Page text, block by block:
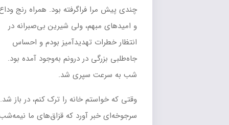
چندى پیش مرا فراگرفته بود. همراه رنج وداع
و امیدهاى مبهم، ولى شیرین بى‌صبرانه در
انتظار خطرات تهدیدآمیز بودم و احساس
جاه‌طلبى بزرگى در درونم به‌وجود آمده بود.
شب به سرعت سپرى شد.
وقتى که خواستم خانه را ترک کنم، در باز شد.
سرجوخه‌اى خبر آورد که قزاق‌هاى ما نیمه‌شب